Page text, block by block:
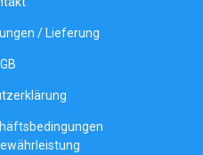
/ Lieferung